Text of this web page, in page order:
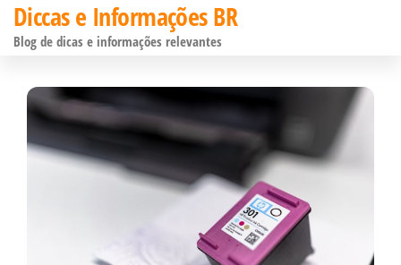
Pular
para
conteúdo
Diccas e Informações BR
Blog de dicas e informações relevantes